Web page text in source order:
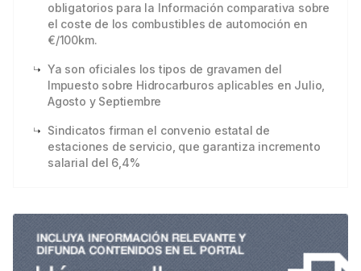
obligatorios para la Información comparativa sobre
el coste de los combustibles de automoción en
€/100km.
Ya son oficiales los tipos de gravamen del
Impuesto sobre Hidrocarburos aplicables en Julio,
Agosto y Septiembre
Sindicatos firman el convenio estatal de
estaciones de servicio, que garantiza incremento
salarial del 6,4%